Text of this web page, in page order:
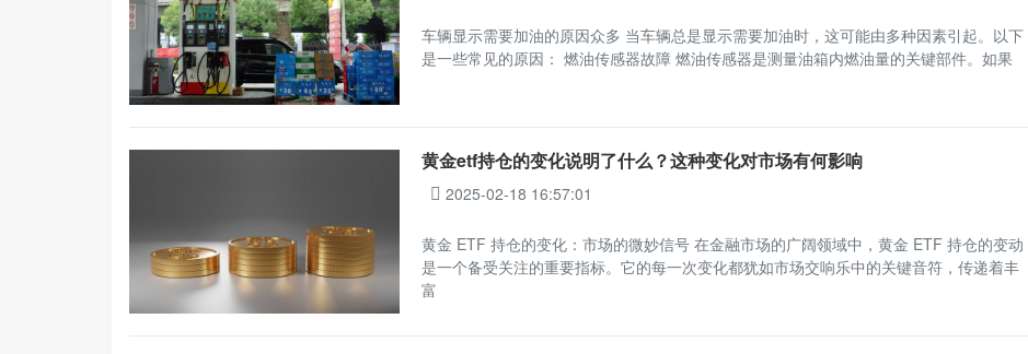
车辆显示需要加油的原因众多 当车辆总是显示需要加油时，这可能由多种因素引起。以下
是一些常见的原因： 燃油传感器故障 燃油传感器是测量油箱内燃油量的关键部件。如果
黄金etf持仓的变化说明了什么？这种变化对市场有何影响
2025-02-18 16:57:01
黄金 ETF 持仓的变化：市场的微妙信号 在金融市场的广阔领域中，黄金 ETF 持仓的变动
是一个备受关注的重要指标。它的每一次变化都犹如市场交响乐中的关键音符，传递着丰
富